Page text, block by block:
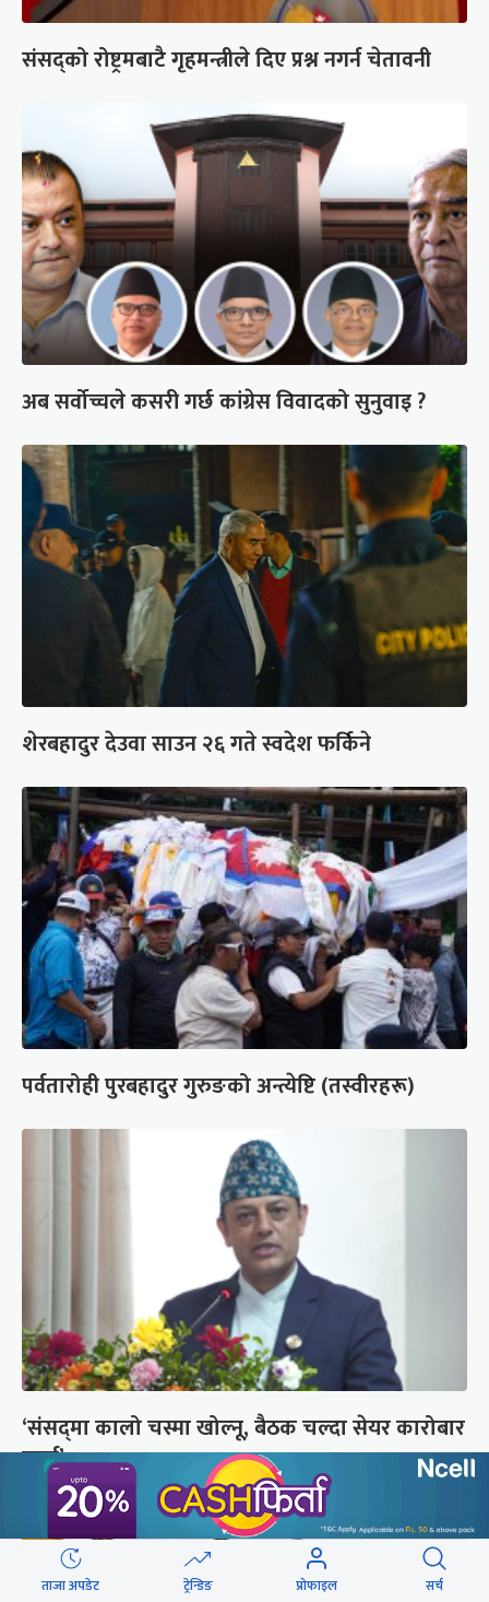
संसद्को रोष्ट्रमबाटै गृहमन्त्रीले दिए प्रश्न नगर्न चेतावनी
अब सर्वोच्चले कसरी गर्छ कांग्रेस विवादको सुनुवाइ ?
शेरबहादुर देउवा साउन २६ गते स्वदेश फर्किने
पर्वतारोही पुरबहादुर गुरुङको अन्त्येष्टि (तस्वीरहरू)
‘संसद्‍मा कालो चस्मा खोल्नू, बैठक चल्दा सेयर कारोबार
नगर्नू’
ताजा अपडेट ट्रेन्डिङ प्रोफाइल सर्च